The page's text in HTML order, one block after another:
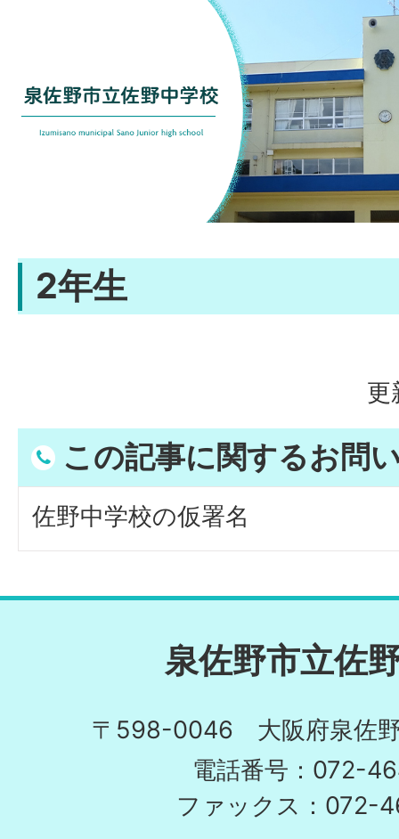
2年生
更
この記事に関するお問
佐野中学校の仮署名
泉佐野市立佐
〒598-0046 大阪府泉佐
電話番号：072-
ファックス：072-